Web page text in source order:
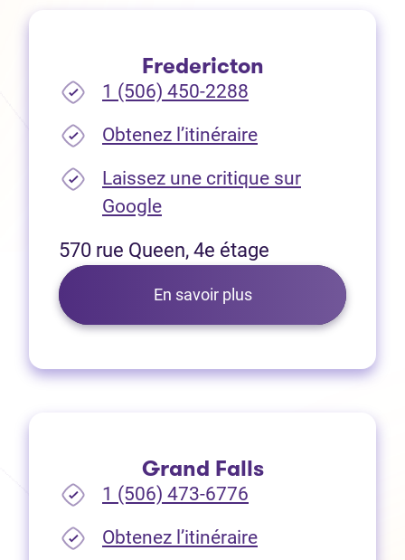
Fredericton
1 (506) 450-2288
Obtenez l’itinéraire(Ouvre dans un
Laissez une critique sur
Google(Ouvre dans un nouvel
570 rue Queen, 4e étage
En savoir plus
Grand Falls
1 (506) 473-6776
Obtenez l’itinéraire(Ouvre dans un